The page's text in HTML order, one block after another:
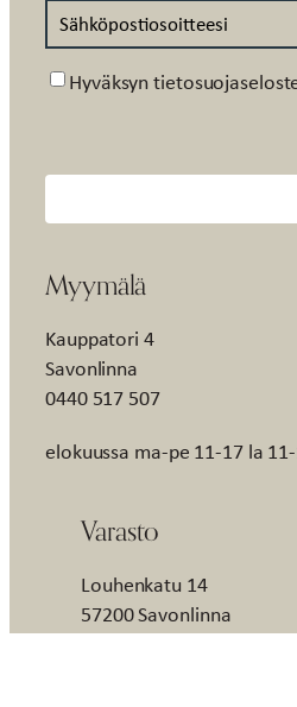
Suostumus
Hyväksyn
Myymälä
Kauppatori 4
Savonlinna
0440 517 507
elokuussa ma-pe 11-17 la
Varasto
Louhenkatu 14
57200 Savonlinna